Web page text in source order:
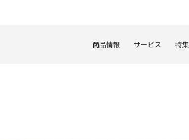
商品情報 サービス 特集